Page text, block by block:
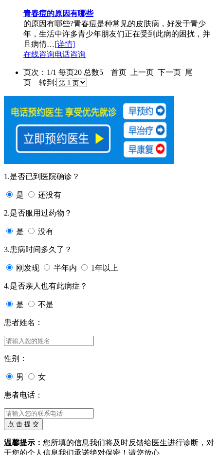
青春痘的原因有哪些
的原因有哪些?青春痘是种常见的皮肤病，好发于青少
年，生活中许多青少年朋友们正在受到此病的困扰，并
且病情…[详情]
在线咨询电话咨询
页次：1/1 每页20 总数5 首页 上一页 下一页 尾
页 转到:
1.是否已到医院确诊？
是 还没有
2.是否服用过药物？
是 没有
3.患病时间多久了？
刚发现 半年内 1年以上
4.是否亲人也有此病症？
是 不是
患者姓名：
性别：
男 女
患者电话：
温馨提示： 您所填的信息我们将及时反馈给医生进行诊断，对
于您的个人信息我们承诺绝对保密！请您放心